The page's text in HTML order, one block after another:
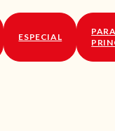
ESPECIAL
PARA